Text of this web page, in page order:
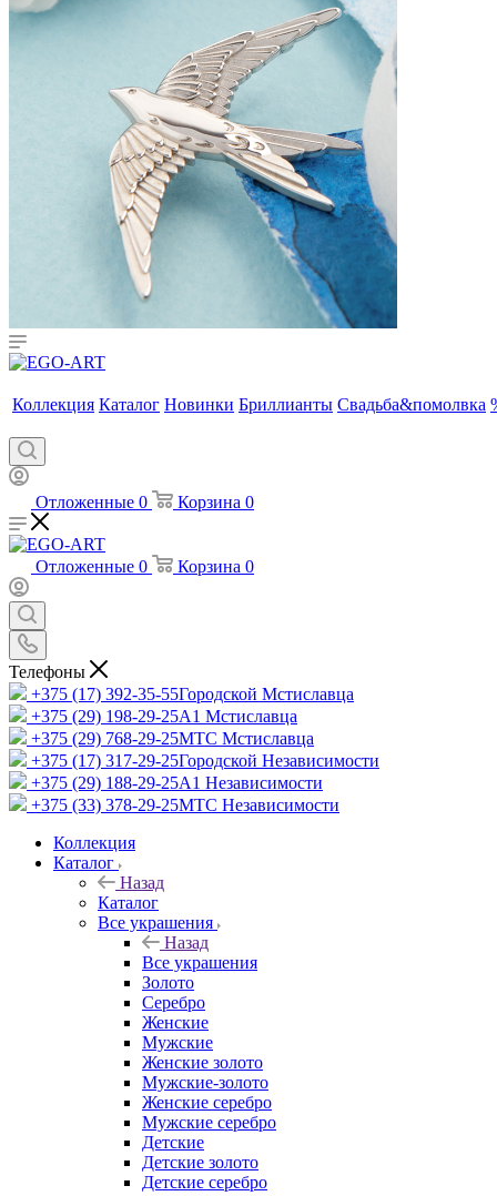
Коллекция Каталог Новинки Бриллианты Свадьба&помолвка
Отложенные 0 Корзина 0
Отложенные 0 Корзина 0
Телефоны
+375 (17) 392-35-55Городской Мстиславца
+375 (29) 198-29-25A1 Мстиславца
+375 (29) 768-29-25МТС Мстиславца
+375 (17) 317-29-25Городской Независимости
+375 (29) 188-29-25A1 Независимости
+375 (33) 378-29-25МТС Независимости
Коллекция
Каталог
Назад
Каталог
Все украшения
Назад
Все украшения
Золото
Серебро
Женские
Мужские
Женские золото
Мужские-золото
Женские серебро
Мужские серебро
Детские
Детские золото
Детские серебро